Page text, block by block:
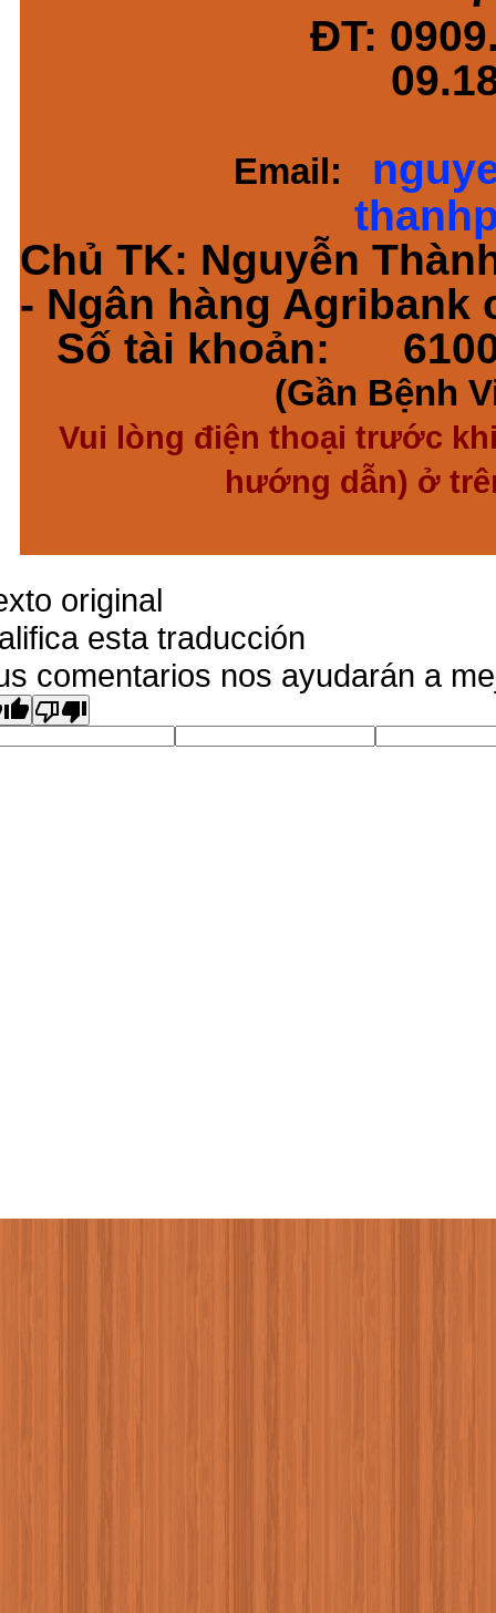
ĐT:
Email:
Chủ TK: Nguyễn
- Ngân hàng Agribank
Số tài khoản:
(Gần Bệnh
Vui lòng điện thoại trước
hướng dẫn) ở
original
esta traducción
comentarios nos ayudarán a